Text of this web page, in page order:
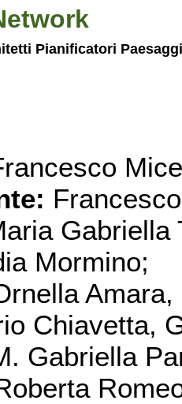
Pianificatori
Gabriella
Mormino;
Chiavetta,
Gabriella